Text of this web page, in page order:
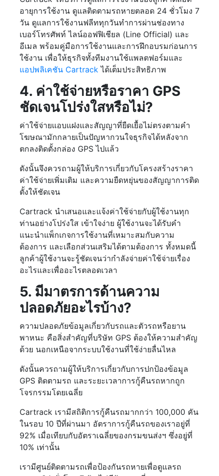
อายุการใช้งาน ดูแลติดตามรถหายตลอด 24 ชั่วโมง 7
วัน ดูแลการใช้งานฟลีททุกวันทำการผ่านช่องทาง
เบอร์โทรศัพท์ ไลน์ออฟฟิเชียล (Line Official) และ
อีเมล พร้อมคู่มือการใช้งานและการฝึกอบรมก่อนการ
ใช้งาน เพื่อให้ธุรกิจทั้งทีมงานใช้แพลตฟอร์มและ
แอปพลิเคชัน Cartrack ได้เต็มประสิทธิภาพ
4. ค่าใช้จ่ายหรือราคา GPS
ชัดเจนโปร่งใสหรือไม่?
ค่าใช้จ่ายแอบแฝงและสัญญาที่ยืดเยื้อไม่ตรงตามคำ
โฆษณามักกลายเป็นปัญหากวนใจธุรกิจได้หลังจาก
ตกลงติดตั้งกล่อง GPS ไปแล้ว
ดังนั้นจึงควรถามผู้ให้บริการเกี่ยวกับโครงสร้างราคา
ค่าใช้จ่ายเพิ่มเติม และความยืดหยุ่นของสัญญาการติด
ตั้งให้ชัดเจน
Cartrack นำเสนอและแจ้งค่าใช้จ่ายกับผู้ใช้งานทุก
ท่านอย่างโปร่งใส เข้าใจง่าย ผู้ใช้งานจะได้รับคำ
แนะนำแพ็กเกจการใช้งานที่เหมาะสมกับความ
ต้องการ และเลือกส่วนเสริมได้ตามต้องการ ทั้งหมดนี้
ลูกค้าผู้ใช้งานจะรู้ชัดเจนว่ากำลังจ่ายค่าใช้จ่ายเรื่อง
อะไรและเพื่ออะไรตลอดเวลา
5. มีมาตรการด้านความ
ปลอดภัยอะไรบ้าง?
ความปลอดภัยข้อมูลเกี่ยวกับรถและตัวรถหรือยาน
พาหนะ คือสิ่งสำคัญที่บริษัท GPS ต้องให้ความสำคัญ
ด้วย นอกเหนือจากระบบใช้งานที่ใช้ง่ายลื่นไหล
ดังนั้นควรถามผู้ให้บริการเกี่ยวกับการปกป้องข้อมูล
GPS ติดตามรถ และระยะเวลาการกู้คืนรถหากถูก
โจรกรรมโดยเฉลี่ย
Cartrack เรามีสถิติการกู้คืนรถมากกว่า 100,000 คัน
ในรอบ 10 ปีที่ผ่านมา อัตราการกู้คืนรถของเราอยู่ที่
92% เมื่อเทียบกับอัตราเฉลี่ยของกรมขนส่งฯ ซึ่งอยู่ที่
10% เท่านั้น
เรามีศูนย์ติดตามรถเพื่อป้องกันรถหายเพื่อดูแลรถ